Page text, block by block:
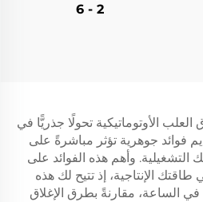
6 - 2
الأوتوماتيكية تحولًا جذريًّا في
فوائد جوهرية تؤثر مباشرةً على
التشغيلية. وأهم هذه الفوائد على
طاقتك الإنتاجية، إذ تتيح لك هذه
الساعة، مقارنةً بطرق الإغلاق